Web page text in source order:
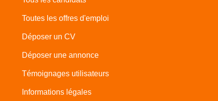
Toutes les offres d'emploi
Déposer un CV
Déposer une annonce
Témoignages utilisateurs
Informations légales